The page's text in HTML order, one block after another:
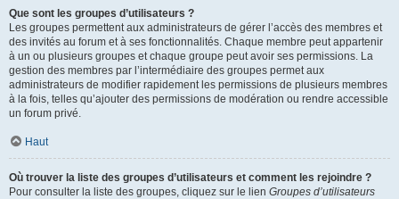
Que sont les groupes d’utilisateurs ?
Les groupes permettent aux administrateurs de gérer l’accès des membres et
des invités au forum et à ses fonctionnalités. Chaque membre peut appartenir
à un ou plusieurs groupes et chaque groupe peut avoir ses permissions. La
gestion des membres par l’intermédiaire des groupes permet aux
administrateurs de modifier rapidement les permissions de plusieurs membres
à la fois, telles qu’ajouter des permissions de modération ou rendre accessible
un forum privé.
Haut
Où trouver la liste des groupes d’utilisateurs et comment les rejoindre ?
Pour consulter la liste des groupes, cliquez sur le lien Groupes d’utilisateurs